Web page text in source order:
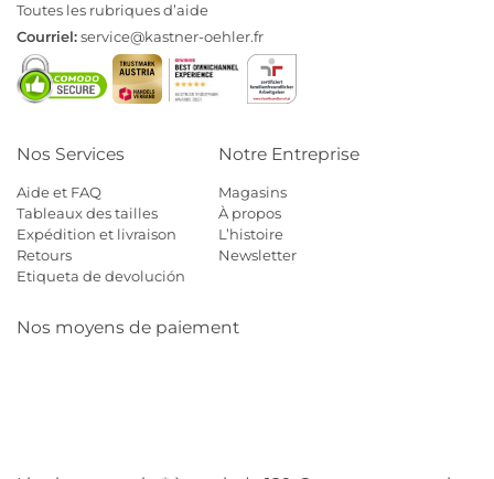
Toutes les rubriques d’aide
Courriel:service@kastner-oehler.fr
Nos Services
Aide et FAQ
Tableaux des tailles
Expédition et livraison
Retours
Etiqueta de devolución
Notre Entreprise
Magasins
À propos
L’histoire
Newsletter
Nos moyens de paiement